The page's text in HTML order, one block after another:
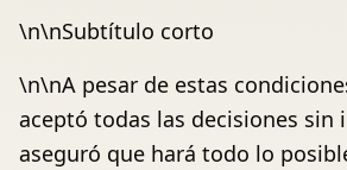
\n\nSubtítulo corto
\n\nA pesar de estas
aceptó todas las decisiones sin
aseguró que hará todo lo